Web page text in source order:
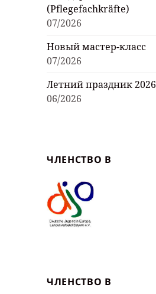
(Pflegefachkräfte)
07/2026
Новый мастер-класс
07/2026
Летний праздник 2026
06/2026
ЧЛЕНСТВО В
ЧЛЕНСТВО В